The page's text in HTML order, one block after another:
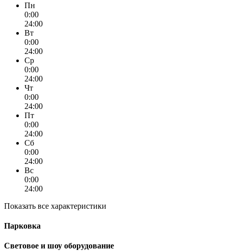
Пн
0:00
24:00
Вт
0:00
24:00
Ср
0:00
24:00
Чт
0:00
24:00
Пт
0:00
24:00
Сб
0:00
24:00
Вс
0:00
24:00
Показать все характеристики
Парковка
Световое и шоу оборудование